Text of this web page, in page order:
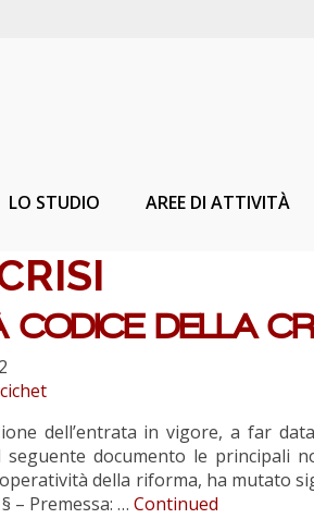
LO STUDIO AREE DI ATTIVITÀ
CODICE DELLA
dell’entrata in vigore, a far
documento le principali
della riforma, ha mutato
– Premessa: … Continued